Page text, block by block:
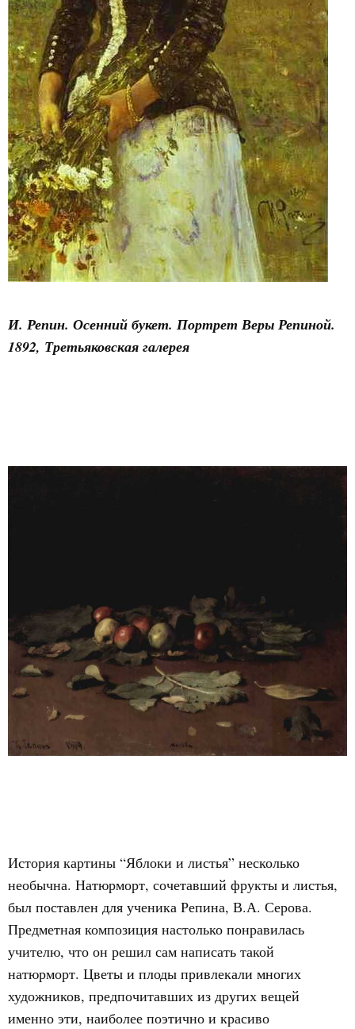
И. Репин. Осенний букет. Портрет Веры Репиной.
1892, Третьяковская галерея
История картины “Яблоки и листья” несколько
необычна. Натюрморт, сочетавший фрукты и листья,
был поставлен для ученика Репина, В.А. Серова.
Предметная композиция настолько понравилась
учителю, что он решил сам написать такой
натюрморт. Цветы и плоды привлекали многих
художников, предпочитавших из других вещей
именно эти, наиболее поэтично и красиво